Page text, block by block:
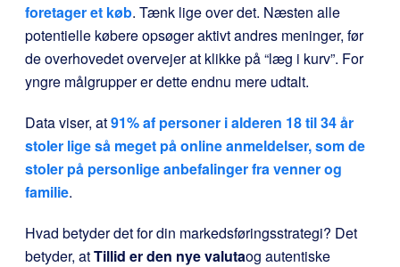
foretager et køb. Tænk lige over det. Næsten alle
potentielle købere opsøger aktivt andres meninger, før
de overhovedet overvejer at klikke på “læg i kurv”. For
yngre målgrupper er dette endnu mere udtalt.
Data viser, at91% af personer i alderen 18 til 34 år
stoler lige så meget på online anmeldelser, som de
stoler på personlige anbefalinger fra venner og
familie.
Hvad betyder det for din markedsføringsstrategi? Det
betyder, atTillid er den nye valutaog autentiske